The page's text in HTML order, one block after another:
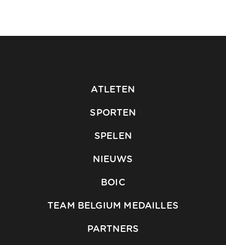
ATLETEN
SPORTEN
SPELEN
NIEUWS
BOIC
TEAM BELGIUM MEDAILLES
PARTNERS